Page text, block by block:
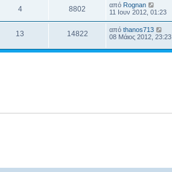
4 8802 από Rognan
11 Ιουν 2012, 01:23
13 14822 από thanos713
08 Μάιος 2012, 23:23